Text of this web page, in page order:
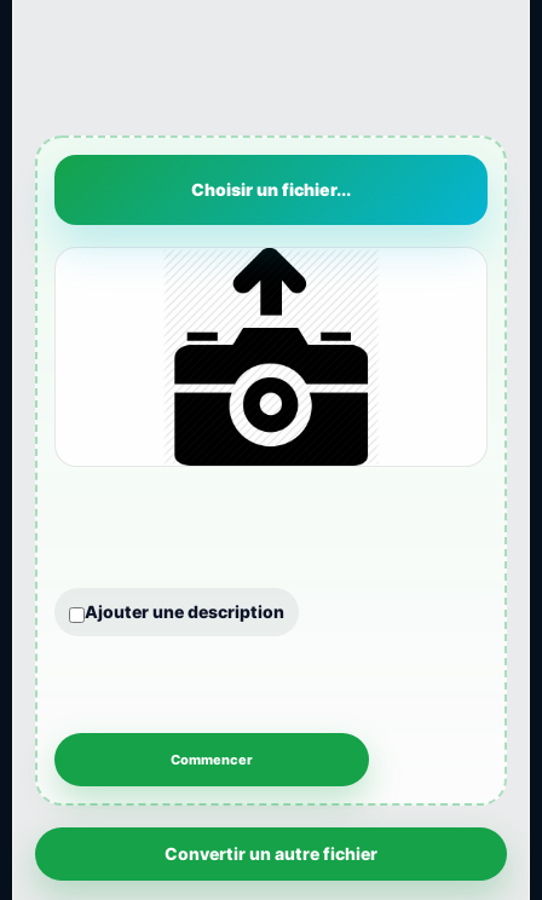
Choisir un fichier...
Ajouter une description
Convertir un autre fichier